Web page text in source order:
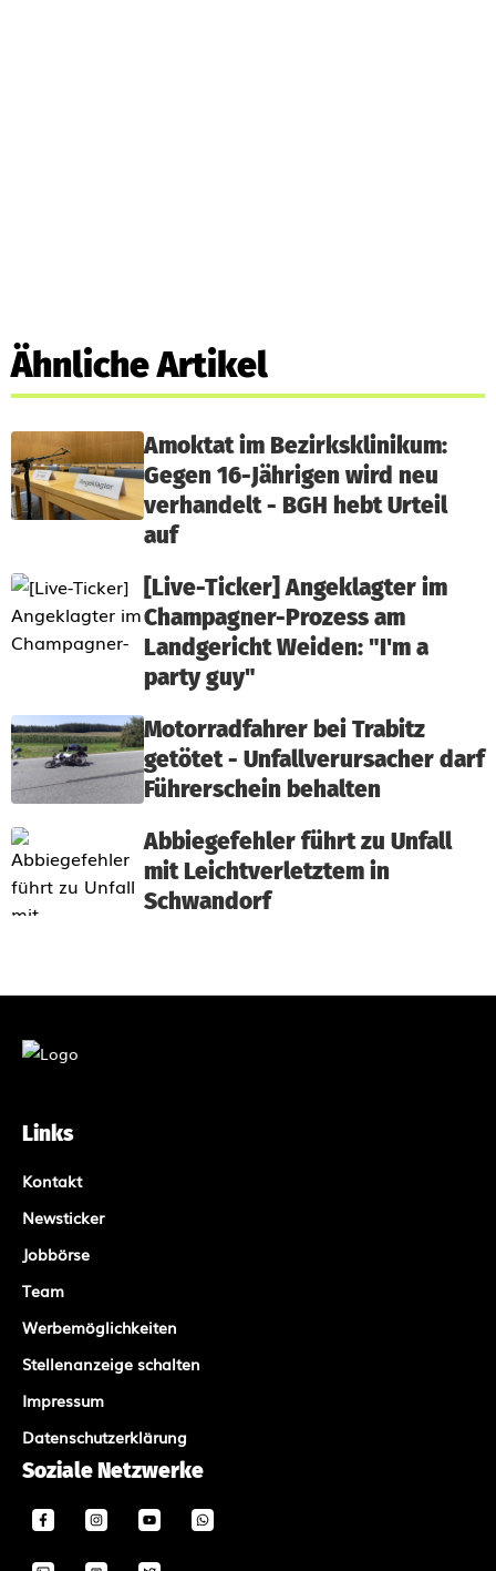
Ähnliche Artikel
Amoktat im Bezirksklinikum:
Gegen 16-Jährigen wird neu
verhandelt - BGH hebt Urteil
auf
[Live-Ticker] Angeklagter im
Champagner-Prozess am
Landgericht Weiden: "I'm a
party guy"
Motorradfahrer bei Trabitz
getötet - Unfallverursacher darf
Führerschein behalten
Abbiegefehler führt zu Unfall
mit Leichtverletztem in
Schwandorf
Links
Kontakt
Newsticker
Jobbörse
Team
Werbemöglichkeiten
Stellenanzeige schalten
Impressum
Datenschutzerklärung
Soziale Netzwerke